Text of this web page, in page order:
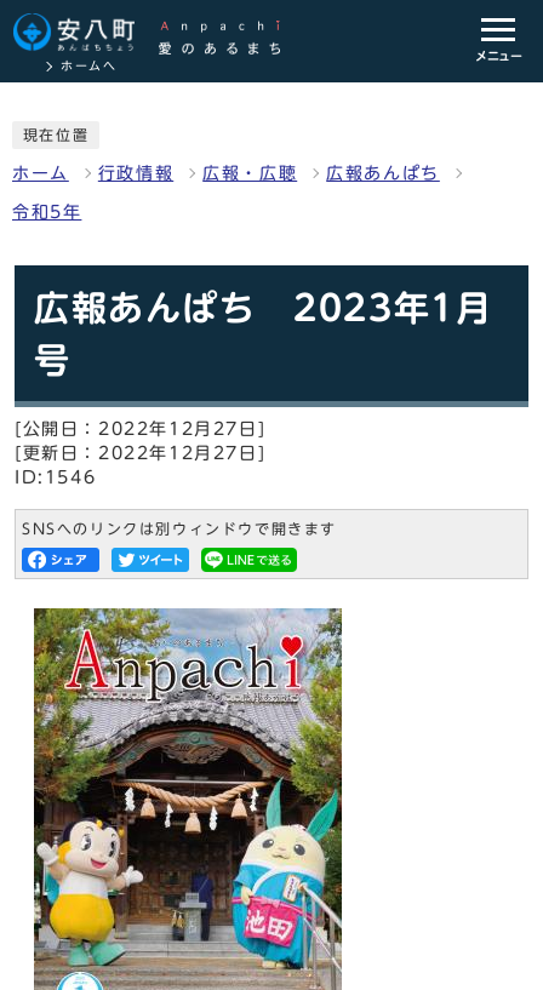
ホームへ
メニュー
現在位置
ホーム 行政情報 広報・広聴 広報あんぱち
令和5年
広報あんぱち 2023年1月
号
[公開日：2022年12月27日]
[更新日：2022年12月27日]
ID:1546
SNSへのリンクは別ウィンドウで開きます